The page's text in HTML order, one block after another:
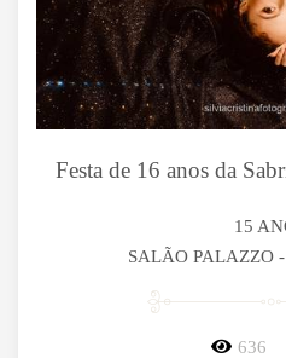
Festa de 16 anos da
15
SALÃO PALAZZO
636